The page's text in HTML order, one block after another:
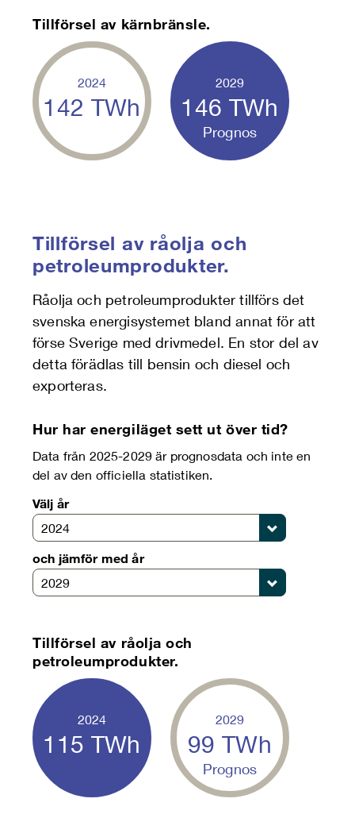
Tillförsel av kärnbränsle.
2024
142 TWh
2029
146 TWh
Prognos
Tillförsel av råolja och
petroleumprodukter.
Råolja och petroleumprodukter tillförs det
svenska energisystemet bland annat för att
förse Sverige med drivmedel. En stor del av
detta förädlas till bensin och diesel och
exporteras.
Hur har energiläget sett ut över tid?
Data från 2025-2029 är prognosdata och inte en
del av den officiella statistiken.
Välj år
2024
och jämför med år
2029
Tillförsel av råolja och
petroleumprodukter.
2024
115 TWh
2029
99 TWh
Prognos